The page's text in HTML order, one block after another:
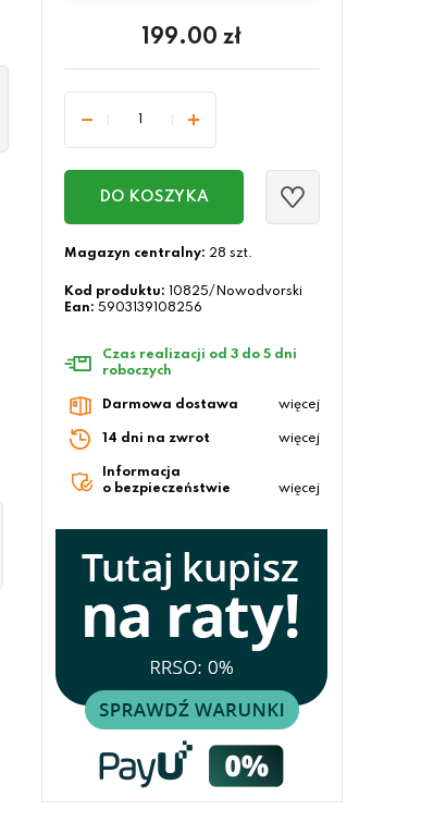
199.00 zł
DO KOSZYKA
Magazyn centralny: 28 szt.
Kod produktu:
10825/Nowodvorski
Ean: 5903139108256
Czas realizacji od 3 do 5 dni
roboczych
Darmowa dostawa więcej
14 dni na zwrot więcej
Informacja
o bezpieczeństwie
więcej